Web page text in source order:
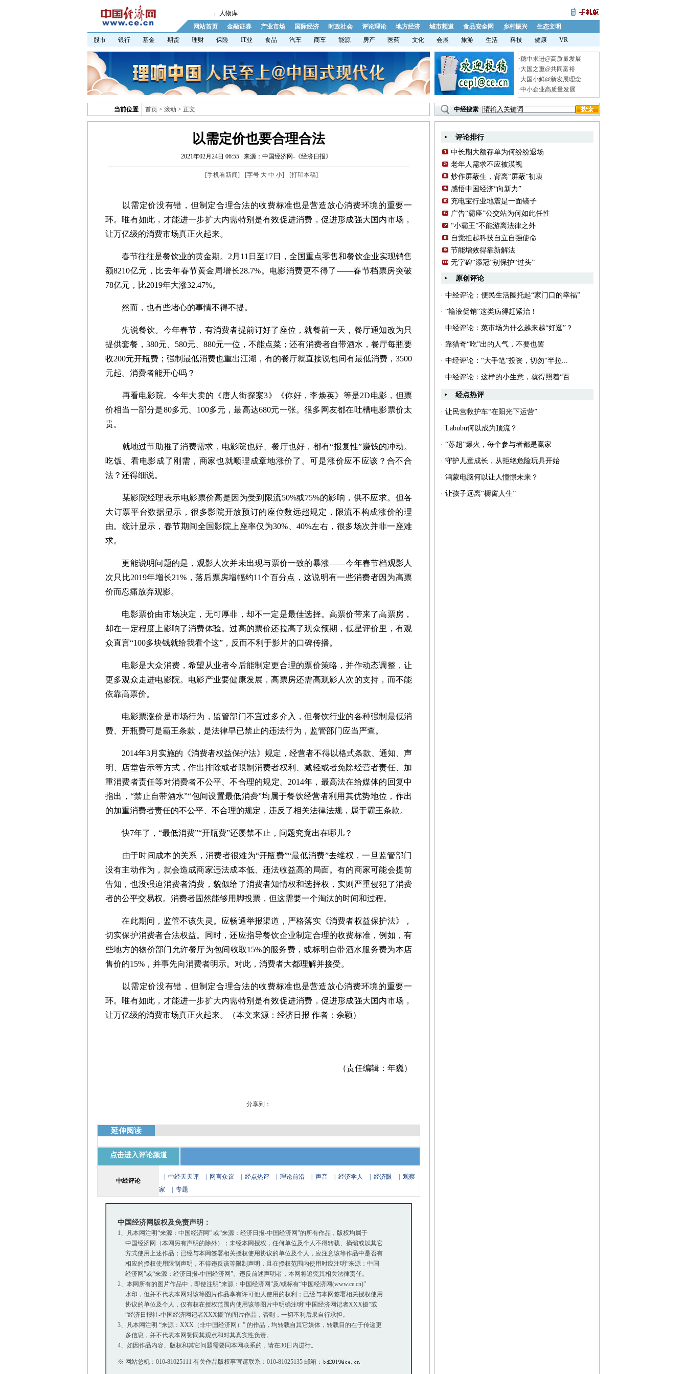
人物库
网站首页
金融证券 产业市场 国际经济 时政社会 评论理论 地方经济 城市频道 食品安全网 乡村振兴
生态文明
股市
银行 基金 期货 理财 保险 IT业 食品 汽车 商车 能源 房产 医药 文化 会展 旅游 生活 科技 健康 VR
·稳中求进@高质量发展
·大国之重@共同富裕
·大国小鲜@新发展理念
·中小企业高质量发展
当前位置 首页 > 滚动 > 正文 中经搜索
以需定价也要合理合法
2021年02月24日 06:55 来源：中国经济网-《经济日报》
[手机看新闻] [字号 大 中 小] [打印本稿]
以需定价没有错，但制定合理合法的收费标准也是营造放心消费环境的重要一
环。唯有如此，才能进一步扩大内需特别是有效促进消费，促进形成强大国内市场，
让万亿级的消费市场真正火起来。
春节往往是餐饮业的黄金期。2月11日至17日，全国重点零售和餐饮企业实现销售
额8210亿元，比去年春节黄金周增长28.7%。电影消费更不得了——春节档票房突破
78亿元，比2019年大涨32.47%。
然而，也有些堵心的事情不得不提。
先说餐饮。今年春节，有消费者提前订好了座位，就餐前一天，餐厅通知改为只
提供套餐，380元、580元、880元一位，不能点菜；还有消费者自带酒水，餐厅每瓶要
收200元开瓶费；强制最低消费也重出江湖，有的餐厅就直接说包间有最低消费，3500
元起。消费者能开心吗？
再看电影院。今年大卖的《唐人街探案3》《你好，李焕英》等是2D电影，但票
价相当一部分是80多元、100多元，最高达680元一张。很多网友都在吐槽电影票价太
贵。
就地过节助推了消费需求，电影院也好、餐厅也好，都有“报复性”赚钱的冲动。
吃饭、看电影成了刚需，商家也就顺理成章地涨价了。可是涨价应不应该？合不合
法？还得细说。
某影院经理表示电影票价高是因为受到限流50%或75%的影响，供不应求。但各
大订票平台数据显示，很多影院开放预订的座位数远超规定，限流不构成涨价的理
由。统计显示，春节期间全国影院上座率仅为30%、40%左右，很多场次并非一座难
求。
更能说明问题的是，观影人次并未出现与票价一致的暴涨——今年春节档观影人
次只比2019年增长21%，落后票房增幅约11个百分点，这说明有一些消费者因为高票
价而忍痛放弃观影。
电影票价由市场决定，无可厚非，却不一定是最佳选择。高票价带来了高票房，
却在一定程度上影响了消费体验。过高的票价还拉高了观众预期，低星评价里，有观
众直言“100多块钱就给我看个这”，反而不利于影片的口碑传播。
电影是大众消费，希望从业者今后能制定更合理的票价策略，并作动态调整，让
更多观众走进电影院。电影产业要健康发展，高票房还需高观影人次的支持，而不能
依靠高票价。
电影票涨价是市场行为，监管部门不宜过多介入，但餐饮行业的各种强制最低消
费、开瓶费可是霸王条款，是法律早已禁止的违法行为，监管部门应当严查。
2014年3月实施的《消费者权益保护法》规定，经营者不得以格式条款、通知、声
明、店堂告示等方式，作出排除或者限制消费者权利、减轻或者免除经营者责任、加
重消费者责任等对消费者不公平、不合理的规定。2014年，最高法在给媒体的回复中
指出，“禁止自带酒水”“包间设置最低消费”均属于餐饮经营者利用其优势地位，作出
的加重消费者责任的不公平、不合理的规定，违反了相关法律法规，属于霸王条款。
快7年了，“最低消费”“开瓶费”还屡禁不止，问题究竟出在哪儿？
由于时间成本的关系，消费者很难为“开瓶费”“最低消费”去维权，一旦监管部门
没有主动作为，就会造成商家违法成本低、违法收益高的局面。有的商家可能会提前
告知，也没强迫消费者消费，貌似给了消费者知情权和选择权，实则严重侵犯了消费
者的公平交易权。消费者固然能够用脚投票，但这需要一个淘汰的时间和过程。
在此期间，监管不该失灵。应畅通举报渠道，严格落实《消费者权益保护法》，
切实保护消费者合法权益。同时，还应指导餐饮企业制定合理的收费标准，例如，有
些地方的物价部门允许餐厅为包间收取15%的服务费，或标明自带酒水服务费为本店
售价的15%，并事先向消费者明示。对此，消费者大都理解并接受。
以需定价没有错，但制定合理合法的收费标准也是营造放心消费环境的重要一
环。唯有如此，才能进一步扩大内需特别是有效促进消费，促进形成强大国内市场，
让万亿级的消费市场真正火起来。（本文来源：经济日报 作者：佘颖）
（责任编辑：年巍）
分享到：
延伸阅读
点击进入评论频道
中经评论
中经天天评 网言众议 经点热评 理论前沿 声音 经济学人 经济眼
观察
家
专题
中国经济网版权及免责声明：
1、凡本网注明“来源：中国经济网” 或“来源：经济日报-中国经济网”的所有作品，版权均属于
中国经济网（本网另有声明的除外）；未经本网授权，任何单位及个人不得转载、摘编或以其它
方式使用上述作品；已经与本网签署相关授权使用协议的单位及个人，应注意该等作品中是否有
相应的授权使用限制声明，不得违反该等限制声明，且在授权范围内使用时应注明“来源：中国
经济网”或“来源：经济日报-中国经济网”。违反前述声明者，本网将追究其相关法律责任。
2、本网所有的图片作品中，即使注明“来源：中国经济网”及/或标有“中国经济网(www.ce.cn)”
水印，但并不代表本网对该等图片作品享有许可他人使用的权利；已经与本网签署相关授权使用
协议的单位及个人，仅有权在授权范围内使用该等图片中明确注明“中国经济网记者XXX摄”或
“经济日报社-中国经济网记者XXX摄”的图片作品，否则，一切不利后果自行承担。
3、凡本网注明 “来源：XXX（非中国经济网）” 的作品，均转载自其它媒体，转载目的在于传递更
多信息，并不代表本网赞同其观点和对其真实性负责。
4、如因作品内容、版权和其它问题需要同本网联系的，请在30日内进行。
※ 网站总机：010-81025111 有关作品版权事宜请联系：010-81025135 邮箱：
评论排行
中长期大额存单为何纷纷退场
老年人需求不应被漠视
炒作屏蔽生，背离“屏蔽”初衷
感悟中国经济“向新力”
充电宝行业地震是一面镜子
广告“霸座”公交站为何如此任性
“小霸王”不能游离法律之外
自觉担起科技自立自强使命
节能增效得靠新解法
无字碑“添冠”别保护“过头”
原创评论
· 中经评论：便民生活圈托起“家门口的幸福”
· “输液促销”这类病得赶紧治！
· 中经评论：菜市场为什么越来越“好逛”？
· 靠猎奇“吃”出的人气，不要也罢
· 中经评论：“大手笔”投资，切勿“半拉...
· 中经评论：这样的小生意，就得照着“百...
经点热评
· 让民营救护车“在阳光下运营”
· Labubu何以成为顶流？
· “苏超”爆火，每个参与者都是赢家
· 守护儿童成长，从拒绝危险玩具开始
· 鸿蒙电脑何以让人憧憬未来？
· 让孩子远离“橱窗人生”